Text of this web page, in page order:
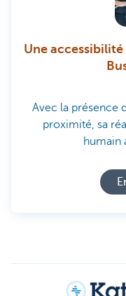
Une
Avec la présence
proximité, sa
humain